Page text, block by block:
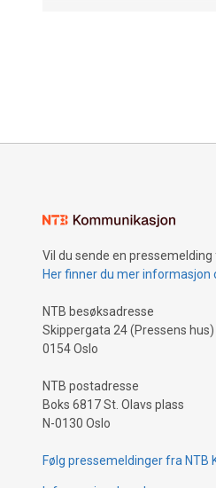
Vil du sende en
Her finner du mer informasjon
NTB besøksadresse
Skippergata 24 (Pressens hus)
0154 Oslo
NTB postadresse
Boks 6817 St. Olavs plass
N-0130 Oslo
Følg pressemeldinger fra NTB